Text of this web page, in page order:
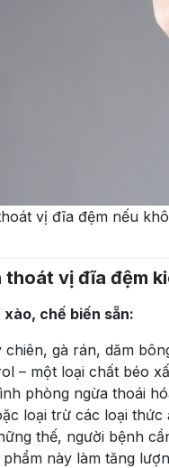
vị đĩa đệm nếu
thoát vị đĩa đệm
chế biến sẵn:
chiên, gà rán, dăm
– một loại chất béo
phòng ngừa thoái
loại trừ các loại
thế, người bệnh
này làm tăng